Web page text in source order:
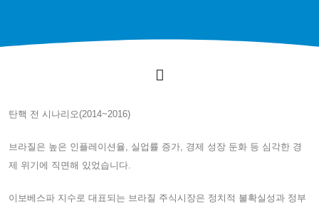
탄핵 전 시나리오(2014~2016)
브라질은 높은 인플레이션율, 실업률 증가, 경제 성장 둔화 등 심각한 경
제 위기에 직면해 있었습니다.
이보베스파 지수로 대표되는 브라질 주식시장은 정치적 불확실성과 정부